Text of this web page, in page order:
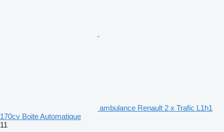
ambulance Renault 2 x Trafic L1h1
170cv Boite Automatique
11